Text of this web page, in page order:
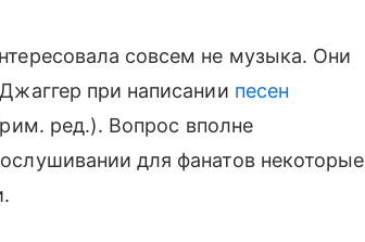
совсем не музыка. Они
при написании песен
ред.). Вопрос вполне
для фанатов некоторые